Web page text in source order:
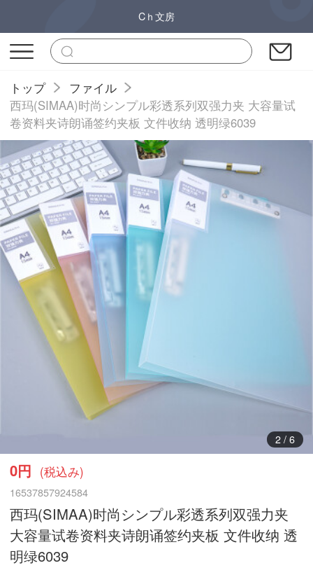
Cｈ文房
トップ
ファイル
西玛(SIMAA)时尚シンプル彩透系列双强力夹 大容量试
卷资料夹诗朗诵签约夹板 文件收纳 透明绿6039
3/ 6
0円 (税込み)
16537857924584
西玛(SIMAA)时尚シンプル彩透系列双强力夹
大容量试卷资料夹诗朗诵签约夹板 文件收纳 透
明绿6039